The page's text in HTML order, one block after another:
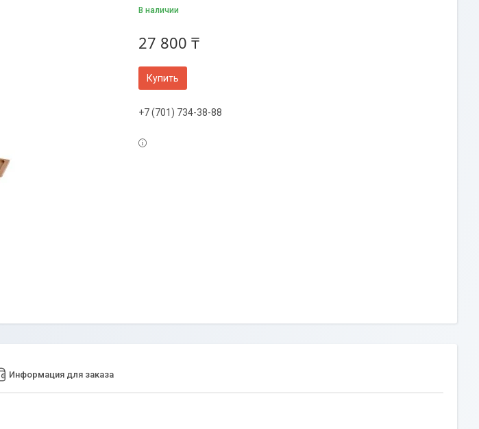
В наличии
27 800 ₸
Купить
+7 (701) 734-38-88
Информация для заказа